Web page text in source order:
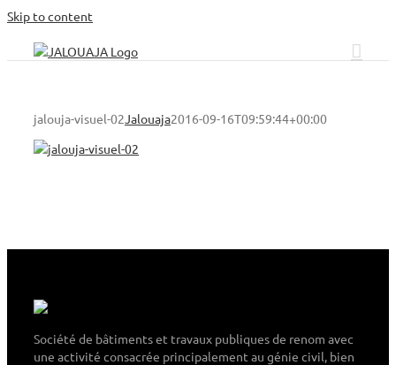
Skip to content
jalouja-visuel-02Jalouaja2016-09-16T09:59:44+00:00
Société de bâtiments et travaux publiques de renom avec
une activité consacrée principalement au génie civil, bien